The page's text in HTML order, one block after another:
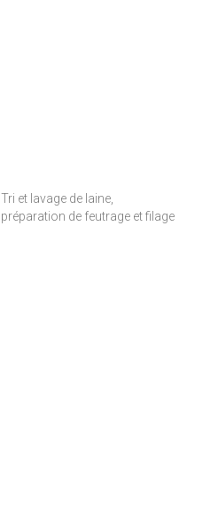
Tri et lavage de laine,
préparation de feutrage et filage